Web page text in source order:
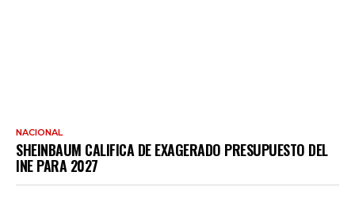
NACIONAL
SHEINBAUM CALIFICA DE EXAGERADO PRESUPUESTO DEL
INE PARA 2027